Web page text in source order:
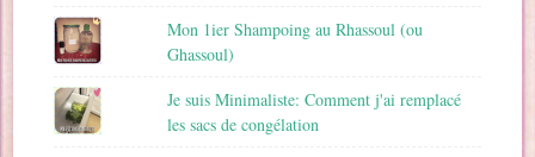
Mon 1ier Shampoing au Rhassoul (ou
Ghassoul)
Je suis Minimaliste: Comment j'ai remplacé
les sacs de congélation